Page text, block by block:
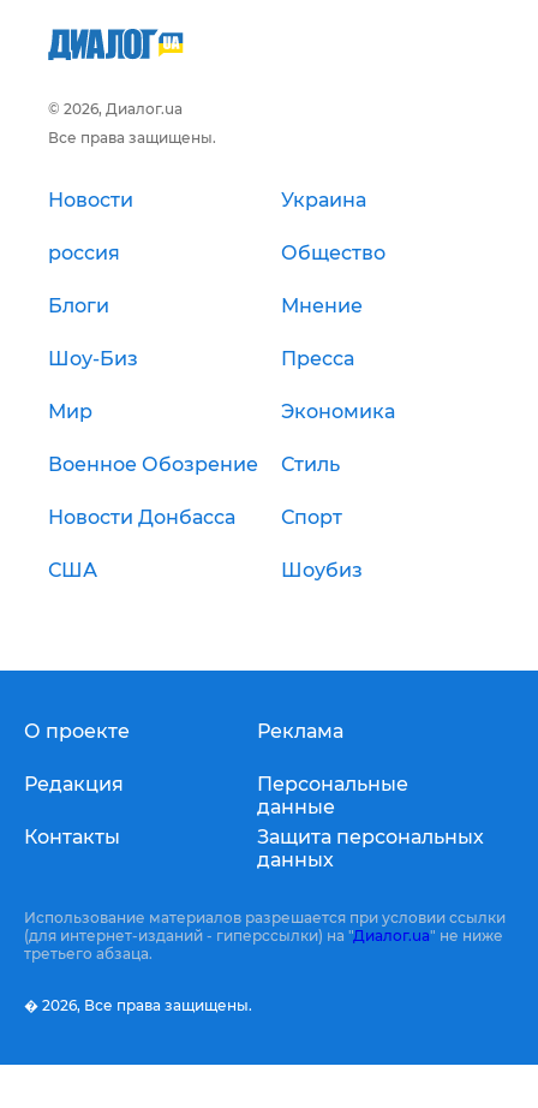
© 2026, Диалог.ua
Все права защищены.
Новости Украина
россия Общество
Блоги Мнение
Шоу-Биз Пресса
Мир Экономика
Военное Обозрение Стиль
Новости Донбасса Спорт
США Шоубиз
О проекте
Редакция
Контакты
Реклама
Персональные
данные
Защита персональных
данных
Использование материалов разрешается при условии ссылки
(для интернет-изданий - гиперссылки) на "Диалог.ua" не ниже
третьего абзаца.
� 2026, Все права защищены.